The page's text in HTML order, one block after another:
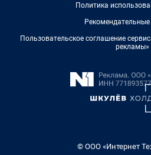
Политика
Пользовательское соглашение
рекламы»
© ООО «Интернет